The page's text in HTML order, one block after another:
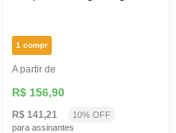
1 compr
A partir de
R$ 156,90
R$ 141,21
10% OFF
para assinantes